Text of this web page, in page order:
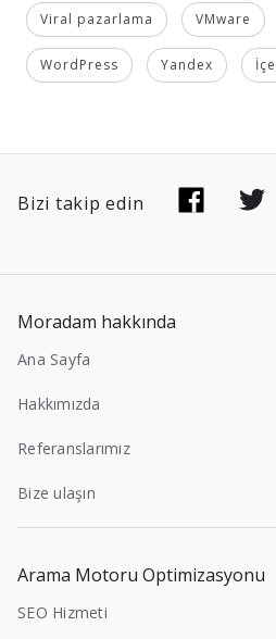
Viral pazarlama VMware
WordPress Yandex
Bizi takip edin
Moradam hakkında
Ana Sayfa
Hakkımızda
Referanslarımız
Bize ulaşın
Arama Motoru Optimizasyonu
SEO Hizmeti